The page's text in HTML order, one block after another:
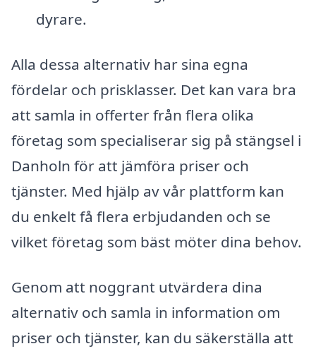
dyrare.
Alla dessa alternativ har sina egna
fördelar och prisklasser. Det kan vara bra
att samla in offerter från flera olika
företag som specialiserar sig på stängsel i
Danholn för att jämföra priser och
tjänster. Med hjälp av vår plattform kan
du enkelt få flera erbjudanden och se
vilket företag som bäst möter dina behov.
Genom att noggrant utvärdera dina
alternativ och samla in information om
priser och tjänster, kan du säkerställa att